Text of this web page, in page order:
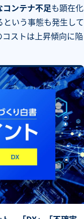
ンテナ不足も顕在化
いう事態も発生して
ストは上昇傾向に陥